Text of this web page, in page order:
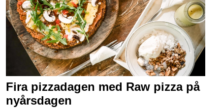
Fira pizzadagen med Raw pizza på
nyårsdagen